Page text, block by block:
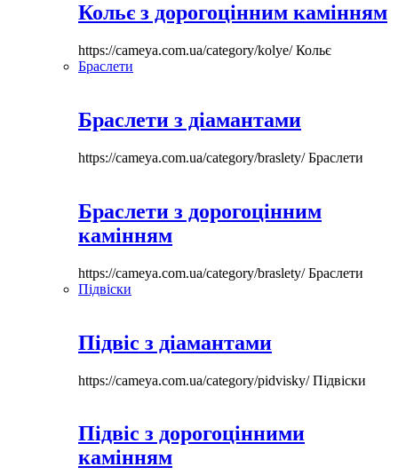
Кольє з дорогоцінним камінням
https://cameya.com.ua/category/kolye/Кольє
Браслети
Браслети з діамантами
https://cameya.com.ua/category/braslety/Браслети
Браслети з дорогоцінним
камінням
https://cameya.com.ua/category/braslety/Браслети
Підвіски
Підвіс з діамантами
https://cameya.com.ua/category/pidvisky/Підвіски
Підвіс з дорогоцінними
камінням